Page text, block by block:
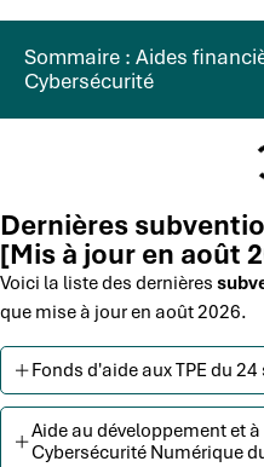
Sommaire : Aides
Cybersécurité
Dernières
[Mis à jour en août
Voici la liste des dernières
que mise à jour en août 2026.
Fonds d'aide aux TPE du
Aide au développement et
Cybersécurité Numérique